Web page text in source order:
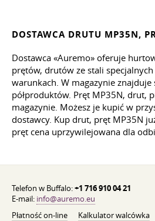
DOSTAWCA DRUTU MP35N,
Dostawca «Auremo» oferuje
prętów, drutów ze stali
warunkach. W magazynie znajduje
półproduktów. Pręt MP35N, drut,
magazynie. Możesz je kupić w
dostawcy. Kup drut, pręt MP35N
pręt cena uprzywilejowana dla
Telefon w Buffalo:+1 716 910 04 21
E-mail: info@auremo.eu
Płatność on-line
Kalkulator walcówka